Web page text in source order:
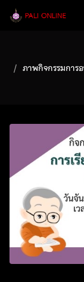
ภาพกิจกรรมการ